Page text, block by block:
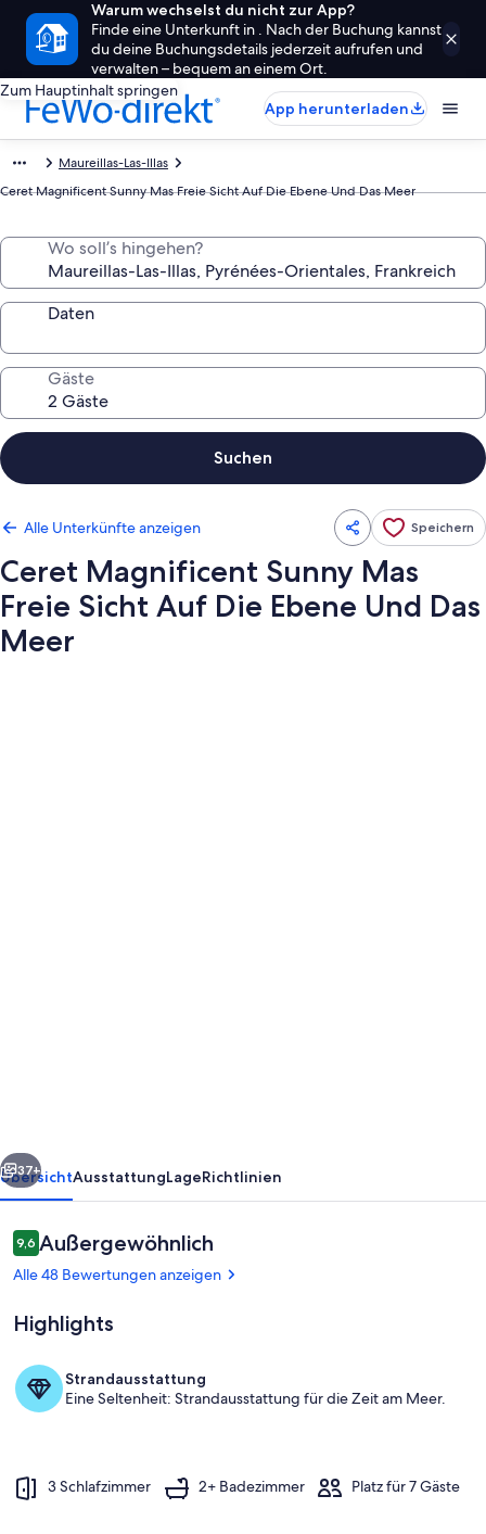
Warum wechselst du nicht zur App?
Finde eine Unterkunft in . Nach der Buchung kannst
du deine Buchungsdetails jederzeit aufrufen und
verwalten – bequem an einem Ort.
Zum Hauptinhalt springen
App herunterladen
Maureillas-Las-Illas
Ceret Magnificent Sunny Mas Freie Sicht Auf Die Ebene Und Das Meer
Wo soll’s hingehen?
Daten
Gäste
Suchen
Alle Unterkünfte anzeigen Speichern
Ceret Magnificent Sunny Mas
Freie Sicht Auf Die Ebene Und Das
Meer
Auf
Die
Ebene
Und
Meer
Außendetails
Weiter
37+
ÜbersichtAusstattungLageRichtlinien
Bewertungen
9,69,6 von 10.
Außergewöhnlich
Alle 48 Bewertungen anzeigen
Highlights
Strandausstattung
Eine Seltenheit: Strandausstattung für die Zeit am Meer.
3 Schlafzimmer 2+ Badezimmer Platz für 7 Gäste